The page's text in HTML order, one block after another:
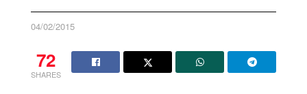
04/02/2015
72
SHARES